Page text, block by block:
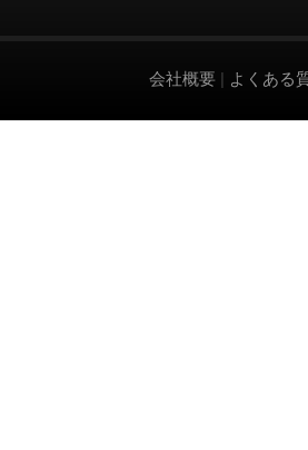
会社概要 | よくある